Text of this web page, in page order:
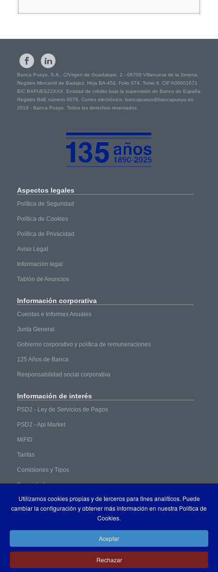
Banca Pueyo, S.A., C/Virgen de Guadalupe, 2 - 06700 Villanueva de la Serena,
Registro Mercantil de Badajoz, Hoja BA-452, Folio 074, Tomo 6. CIF A06001671
BIC BAPUES22XXX. Entidad de crédito bajo la supervisión de Banco de España.
Registro BdE número 0078. Correo electrónico: bancapueyo@bancapueyo.es.
2016 - Banca Pueyo. Todos los derechos reservados
Aspectos legales
Política de Seguridad
Política de Cookies
Política de Privacidad
Aviso Legal
Información legal
Tablón de Anuncios
Información corporativa
Cuentas e Informes Anuales
Junta General
Gobierno corporativo y política de remuneraciones
125 Años de Banca
Responsabilidad social corporativa
Información de interés
PSD2 - Ley de Servicios de Pagos
PSD2 - Api Market
MiFID
Tarifas
Comisiones y Tipos
Seguridad
Trabaja en Banca Pueyo
Utilizamos cookies propias y de terceros para fines analíticos. Puede
cambiar la configuración y obtener más información en nuestra Política de
Cookies.
Aceptar
Rechazar